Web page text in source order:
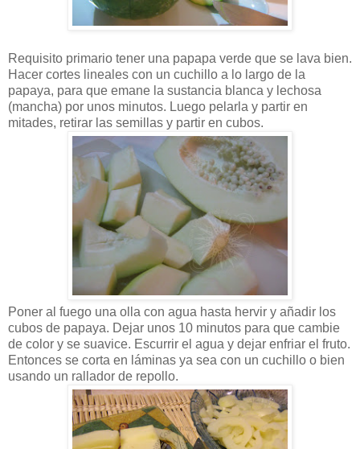
Requisito primario tener una papapa verde que se lava bien.
Hacer cortes lineales con un cuchillo a lo largo de la
papaya, para que emane la sustancia blanca y lechosa
(mancha) por unos minutos. Luego pelarla y partir en
mitades, retirar las semillas y partir en cubos.
Poner al fuego una olla con agua hasta hervir y añadir los
cubos de papaya. Dejar unos 10 minutos para que cambie
de color y se suavice. Escurrir el agua y dejar enfriar el fruto.
Entonces se corta en láminas ya sea con un cuchillo o bien
usando un rallador de repollo.